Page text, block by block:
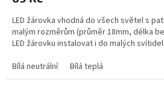
LED žárovka vhodná do všech světel s
malým rozměrům (průměr 18mm, délka
LED žárovku instalovat i do malých
Bílá neutrální
Bílá teplá